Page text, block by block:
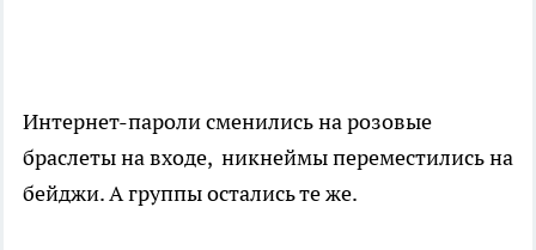
Интернет-пароли сменились на розовые
браслеты на входе, никнеймы переместились на
бейджи. А группы остались те же.